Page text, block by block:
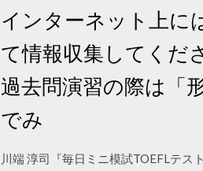
インターネット上に
て情報収集してくだ
過去問演習の際は「
でみ
川端 淳司『毎日ミニ模試TOEFLテ